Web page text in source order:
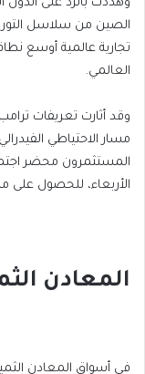
وهددت بالرد على الدول
الصين من سلاسل
تجارية عالمية أوسع
العالمي.
وقد أثارت تعريفات
مسار الاحتياطي
المستثمرون محضر
الأربعاء، للحصول على
المعادن